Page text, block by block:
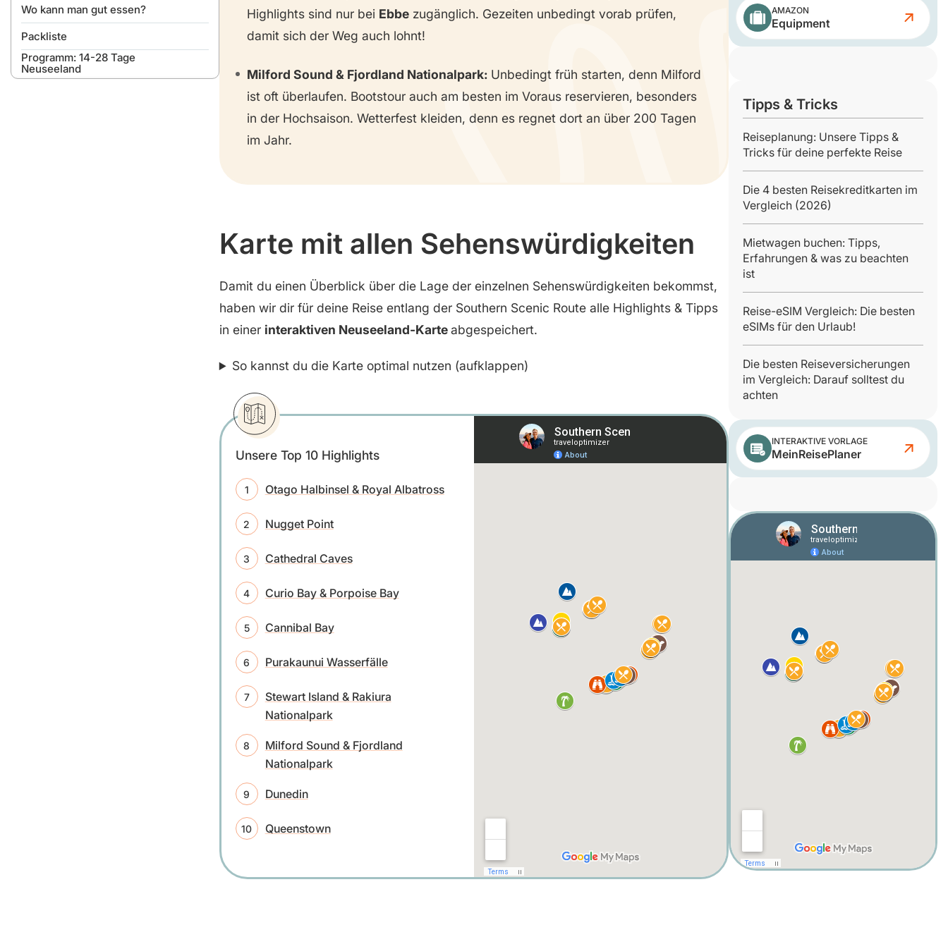
Cannibal Bay
Waipapa Point
McLean Falls
Wo kann man gut essen?
Packliste
Programm: 14-28 Tage
Neuseeland
Highlights sind nur bei Ebbezugänglich. Gezeiten unbedingt vorab prüfen,
damit sich der Weg auch lohnt!
Milford Sound & Fjordland Nationalpark: Unbedingt früh starten, denn Milford
ist oft überlaufen. Bootstour auch am besten im Voraus reservieren, besonders
in der Hochsaison. Wetterfest kleiden, denn es regnet dort an über 200 Tagen
im Jahr.
Karte mit allen Sehenswürdigkeiten
Damit du einen Überblick über die Lage der einzelnen Sehenswürdigkeiten bekommst,
haben wir dir für deine Reise entlang der Southern Scenic Route alle Highlights & Tipps
in einer interaktiven Neuseeland-Karteabgespeichert.
So kannst du die Karte optimal nutzen (aufklappen)
Unsere Top 10 Highlights
Otago Halbinsel & Royal Albatross
Nugget Point
Cathedral Caves
Curio Bay & Porpoise Bay
Cannibal Bay
Purakaunui Wasserfälle
Stewart Island & Rakiura
Nationalpark
Milford Sound & Fjordland
Nationalpark
Dunedin
Queenstown
AMAZON
Equipment
Tipps & Tricks
Reiseplanung: Unsere Tipps &
Tricks für deine perfekte Reise
Die 4 besten Reisekreditkarten im
Vergleich (2026)
Mietwagen buchen: Tipps,
Erfahrungen & was zu beachten
ist
Reise-eSIM Vergleich: Die besten
eSIMs für den Urlaub!
Die besten Reiseversicherungen
im Vergleich: Darauf solltest du
achten
INTERAKTIVE VORLAGE
MeinReisePlaner